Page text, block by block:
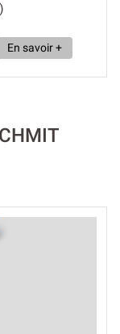
En savoir +